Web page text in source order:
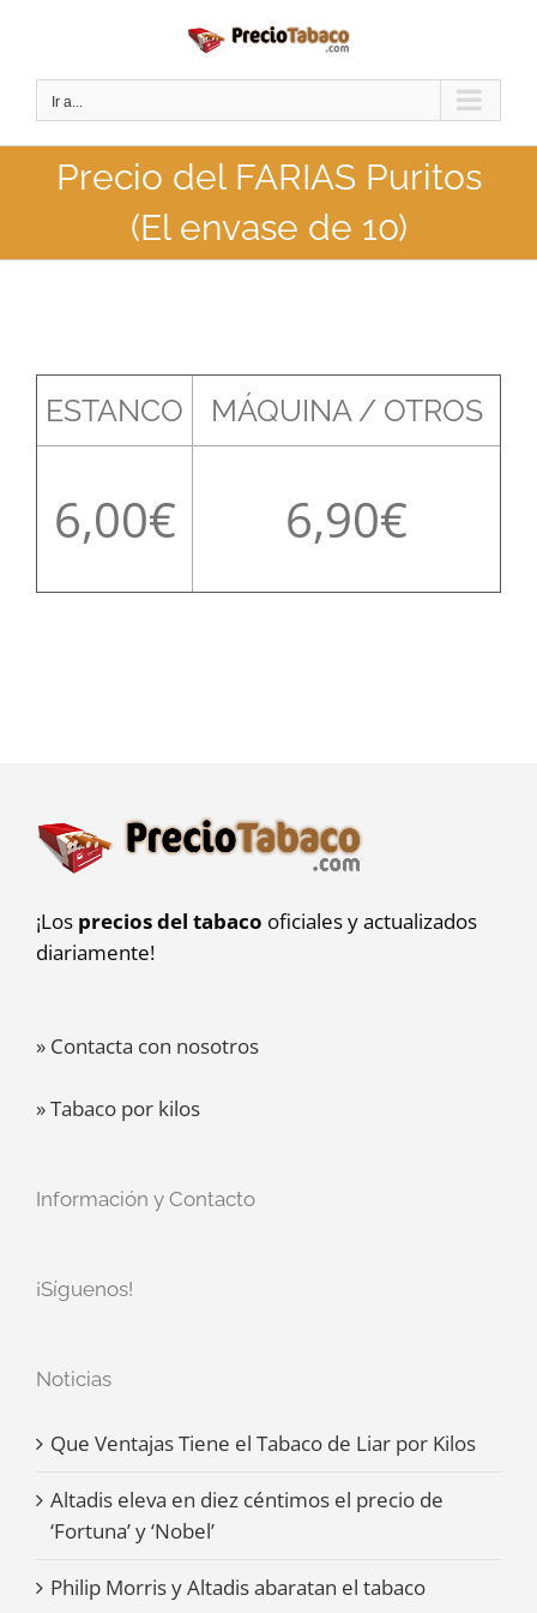
contenido
Ir a...
Precio del FARIAS Puritos
(El envase de 10)
ESTANCO MÁQUINA / OTROS
6,00 6,90
¡Los precios del tabaco oficiales y actualizados
diariamente!
» Contacta con nosotros
» Tabaco por kilos
Información y Contacto
¡Síguenos!
Noticias
Que Ventajas Tiene el Tabaco de Liar por Kilos
Altadis eleva en diez céntimos el precio de
‘Fortuna’ y ‘Nobel’
Philip Morris y Altadis abaratan el tabaco